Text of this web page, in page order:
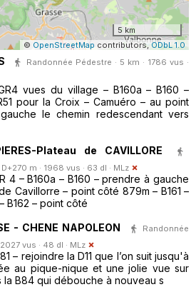
5 km
© OpenStreetMap contributors,ODbL 1.0
Randonnée Pédestre · 5 km · 1786 vus ·
vues du village – B160a – B160 –
pour la Croix – Camuéro – au point
le chemin redescendant vers
Plateau de CAVILLORE
m · 1968 vus · 63 dl · MLz
4 – B160a – B160 – prendre à gauche
Cavillorre – point côté 879m – B161 –
B162 – point côté
- CHENE NAPOLEON
Randonnée
vus · 48 dl · MLz
– rejoindre la D11 que l’on suit jusqu'à
au pique-nique et une jolie vue sur
la B84 qui débouche à nouveau s